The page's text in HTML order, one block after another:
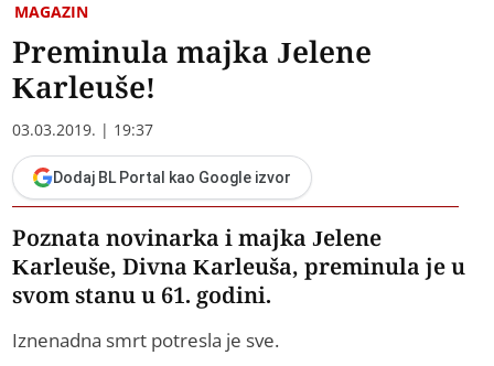
MAGAZIN
Preminula majka Jelene
Karleuše!
03.03.2019. | 19:37
Dodaj BL Portal kao Google izvor
Poznata novinarka i majka Jelene
Karleuše, Divna Karleuša, preminula je u
svom stanu u 61. godini.
Iznenadna smrt potresla je sve.